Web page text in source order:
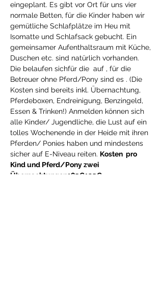
eingeplant. Es gibt vor Ort für uns vier
normale Betten, für die Kinder haben wir
gemütliche Schlafplätze im Heu mit
Isomatte und Schlafsack gebucht. Ein
gemeinsamer Aufenthaltsraum mit Küche,
Duschen etc. sind natürlich vorhanden.
Die belaufen sichfür die auf , für die
Betreuer ohne Pferd/Pony sind es . (Die
Kosten sind bereits inkl. Übernachtung,
Pferdeboxen, Endreinigung, Benzingeld,
Essen & Trinken!) Anmelden können sich
alle Kinder/ Jugendliche, die Lust auf ein
tolles Wochenende in der Heide mit ihren
Pferden/ Ponies haben und mindestens
sicher auf E-Niveau reiten. Kosten pro
Kind und Pferd/Pony zwei
Übernachtungen185€125€